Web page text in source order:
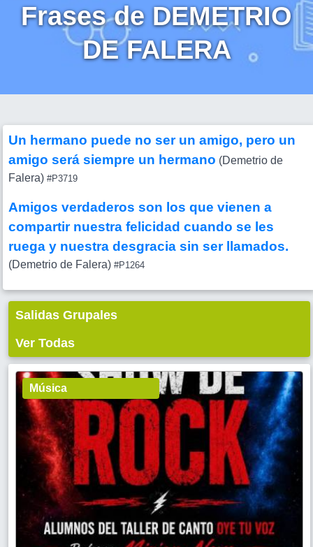
Frases de DEMETRIO
DE FALERA
Un hermano puede no ser un amigo, pero un
amigo será siempre un hermano (Demetrio de
Falera) #P3719
Amigos verdaderos son los que vienen a
compartir nuestra felicidad cuando se les
ruega y nuestra desgracia sin ser llamados.
(Demetrio de Falera) #P1264
Salidas Grupales
Ver Todas
Música